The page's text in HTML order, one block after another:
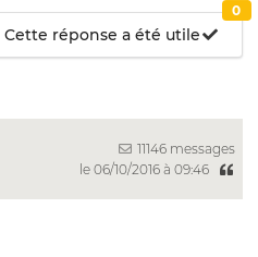
Cette réponse a été utile
0
11146 messages
le 06/10/2016 à 09:46